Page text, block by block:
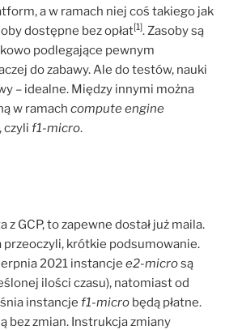
a w ramach niej coś takiego jak
dostępne bez opłat[1]. Zasoby są
podlegające pewnym
do zabawy. Ale do testów, nauki
– idealne. Między innymi można
w ramach compute engine
czyli f1-micro.
z GCP, to zapewne dostał już maila.
przeoczyli, krótkie podsumowanie.
2021 instancje e2-microsą
ilości czasu), natomiast od
instancje f1-micro będą płatne.
bez zmian. Instrukcja zmiany